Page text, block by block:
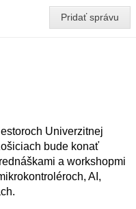
Pridať správu
Univerzitnej
bude konať
a workshopmi
AI,